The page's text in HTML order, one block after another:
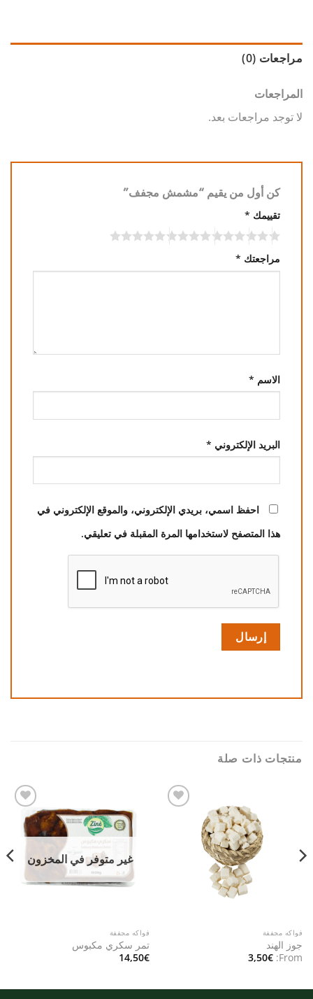
مراجعات (0)
المراجعات
لا توجد مراجعات بعد.
كن أول من يقيم “مشمش مجفف”
تقييمك *
مراجعتك *
الاسم *
البريد الإلكتروني *
احفظ اسمي، بريدي الإلكتروني، والموقع الإلكتروني في
هذا المتصفح لاستخدامها المرة المقبلة في تعليقي.
منتجات ذات صلة
فواكه مجففة
جوز الهند
From:
3,50€
Add to
wishlist
غير متوفر في المخزون
فواكه مجففة
تمر سكري مكبوس
14,50€